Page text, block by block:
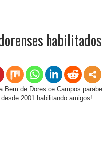
Bem de Dores de Campos
2001 habilitando amigos!